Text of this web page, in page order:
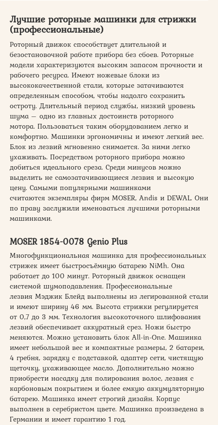
Лучшие роторные машинки для стрижки
(профессиональные)
Роторный движок способствует длительной и
безостановочной работе прибора без сбоев. Роторные
модели характеризуются высоким запасом прочности и
рабочего ресурса. Имеют ножевые блоки из
высококачественной стали, которые затачиваются
определенным способом, чтобы надолго сохранить
остроту. Длительный период службы, низкий уровень
шума – одно из главных достоинств роторного
мотора. Пользоваться таким оборудованием легко и
комфортно. Машинки эргономичны и имеют легкий вес.
Блок из лезвий мгновенно снимается. За ними легко
ухаживать. Посредством роторного прибора можно
добиться идеального среза. Среди минусов можно
выделить не самозатачивающиеся лезвия и высокую
цену. Самыми популярными машинками
считаются экземпляры фирм MOSER, Andis и DEWAL. Они
по праву заслужили именоваться лучшими роторными
машинками.
MOSER 1854-0078 Genio Plus
Многофункциональная машинка для профессиональных
стрижек имеет быстросъёмную батарею NiMh. Она
работает до 100 минут. Роторный движок оснащен
системой шумоподавления. Профессиональные
лезвия Мэджик Блейд выполнены из легированной стали
и имеют ширину 46 мм. Высота стрижки регулируется
от 0,7 до 3 мм. Технология высокоточного шлифования
лезвий обеспечивает аккуратный срез. Ножи быстро
меняются. Можно установить блок All-in-One. Машинка
имеет небольшой вес и компактные размеры, 2 батареи,
4 гребня, зарядку с подставкой, адаптер сети, чистящую
щеточку, ухаживающее масло. Дополнительно можно
приобрести насадку для полирования волос, лезвия с
карбоновым покрытием и более емкую аккумуляторную
батарею. Машинка имеет строгий дизайн. Корпус
выполнен в серебристом цвете. Машинка произведена в
Германии и имеет гарантию 1 год.